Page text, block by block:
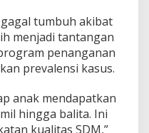
tumbuh akibat
menjadi tantangan
penanganan
prevalensi kasus.
anak mendapatkan
hingga balita. Ini
kualitas SDM,”